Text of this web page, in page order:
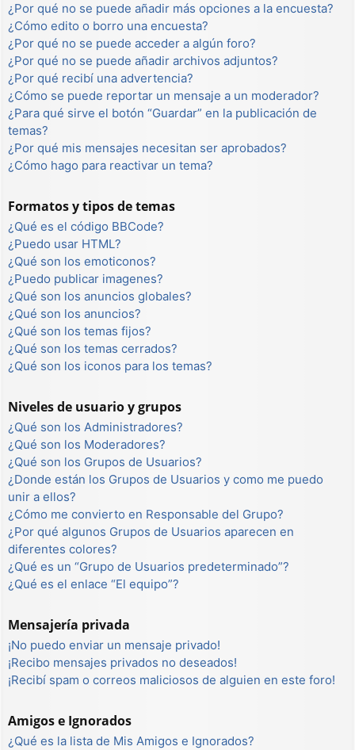
¿Por qué no se puede añadir más opciones a la encuesta?
¿Cómo edito o borro una encuesta?
¿Por qué no se puede acceder a algún foro?
¿Por qué no se puede añadir archivos adjuntos?
¿Por qué recibí una advertencia?
¿Cómo se puede reportar un mensaje a un moderador?
¿Para qué sirve el botón “Guardar” en la publicación de
temas?
¿Por qué mis mensajes necesitan ser aprobados?
¿Cómo hago para reactivar un tema?
Formatos y tipos de temas
¿Qué es el código BBCode?
¿Puedo usar HTML?
¿Qué son los emoticonos?
¿Puedo publicar imagenes?
¿Qué son los anuncios globales?
¿Qué son los anuncios?
¿Qué son los temas fijos?
¿Qué son los temas cerrados?
¿Qué son los iconos para los temas?
Niveles de usuario y grupos
¿Qué son los Administradores?
¿Qué son los Moderadores?
¿Qué son los Grupos de Usuarios?
¿Donde están los Grupos de Usuarios y como me puedo
unir a ellos?
¿Cómo me convierto en Responsable del Grupo?
¿Por qué algunos Grupos de Usuarios aparecen en
diferentes colores?
¿Qué es un “Grupo de Usuarios predeterminado”?
¿Qué es el enlace “El equipo”?
Mensajería privada
¡No puedo enviar un mensaje privado!
¡Recibo mensajes privados no deseados!
¡Recibí spam o correos maliciosos de alguien en este foro!
Amigos e Ignorados
¿Qué es la lista de Mis Amigos e Ignorados?